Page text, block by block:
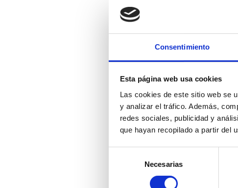
Consentimiento
Esta página web usa cookies
Las cookies de este sitio web se
y analizar el tráfico. Además,
redes sociales, publicidad y
que hayan recopilado a partir del
consentimiento
Necesarias
Casa rural Mas dels Fumeros
Allotjament Casa Rural Mita
Allotjament Joanna Hotel &
Allotjament Nits de Càlig
Entitat supramunicipal de la
Entitat local Patronat
Comerç gastronòmic